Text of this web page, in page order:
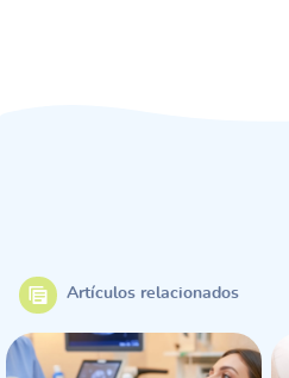
Artículos relacionados